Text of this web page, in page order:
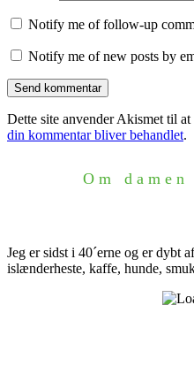
Notify me of follow-up
Notify me of new posts by
Dette site anvender Akismet til at
din kommentar bliver behandlet.
Om
Jeg er sidst i 40´erne og er dybt
islænderheste, kaffe, hunde,